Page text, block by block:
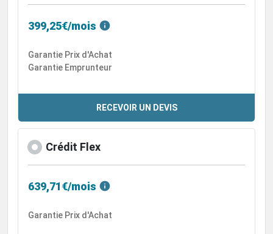
399,25€/mois
Garantie Prix d'Achat
Garantie Emprunteur
RECEVOIR UN DEVIS
Crédit Flex
639,71€/mois
Garantie Prix d'Achat